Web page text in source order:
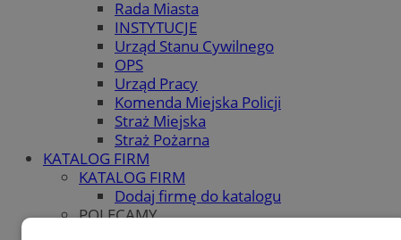
Rada Miasta
INSTYTUCJE
Urząd Stanu Cywilnego
OPS
Urząd Pracy
Komenda Miejska Policji
Straż Miejska
Straż Pożarna
KATALOG FIRM
KATALOG FIRM
Dodaj firmę do katalogu
POLECAMY